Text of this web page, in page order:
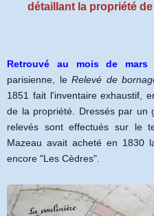
détaillant la propriété
Retrouvé au mois de mars
parisienne, le Relevé de
1851 fait l'inventaire exhaustif,
de la propriété. Dressés par un
relevés sont effectués sur le
Mazeau avait acheté en 1830
encore "Les Cèdres".